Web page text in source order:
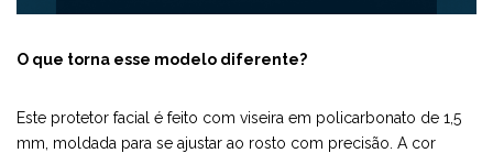
O que torna esse modelo diferente?
Este protetor facial é feito com viseira em policarbonato de 1,5
mm, moldada para se ajustar ao rosto com precisão. A cor